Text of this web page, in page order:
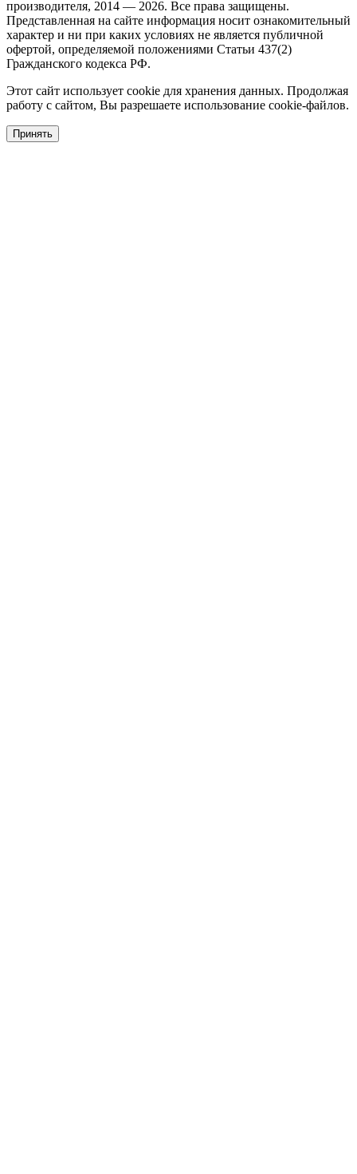
производителя, 2014 — 2026. Все права защищены.
Представленная на сайте информация носит ознакомительный
характер и ни при каких условиях не является публичной
офертой, определяемой положениями Статьи 437(2)
Гражданского кодекса РФ.
Этот сайт использует cookie для хранения данных. Продолжая
работу с сайтом, Вы разрешаете использование cookie-файлов.
Принять